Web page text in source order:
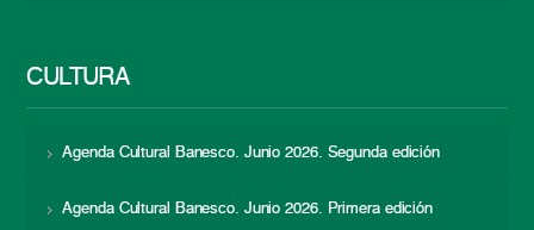
CULTURA
Agenda Cultural Banesco. Junio 2026. Segunda edición
Agenda Cultural Banesco. Junio 2026. Primera edición